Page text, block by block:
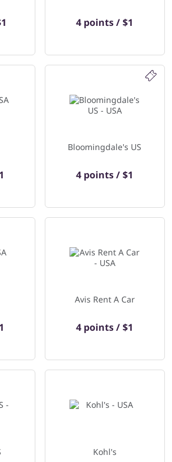
4 points / $1
Bloomingdale's US
4 points / $1
Avis Rent A Car
4 points / $1
Kohl's